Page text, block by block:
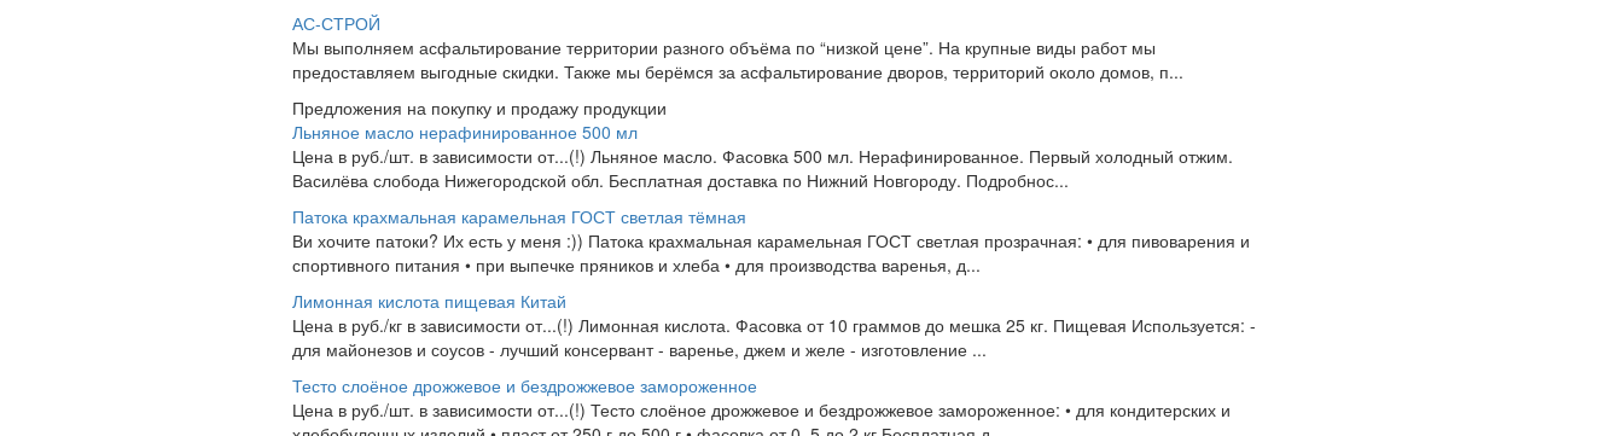
АС-СТРОЙ
Мы выполняем асфальтирование территории разного объёма по “низкой цене”. На крупные виды работ мы
предоставляем выгодные скидки. Также мы берёмся за асфальтирование дворов, территорий около домов, п...
Предложения на покупку и продажу продукции
Льняное масло нерафинированное 500 мл
Цена в руб./шт. в зависимости от...(!) Льняное масло. Фасовка 500 мл. Нерафинированное. Первый холодный отжим.
Василёва слобода Нижегородской обл. Бесплатная доставка по Нижний Новгороду. Подробнос...
Патока крахмальная карамельная ГОСТ светлая тёмная
Ви хочите патоки? Их есть у меня :)) Патока крахмальная карамельная ГОСТ светлая прозрачная: • для пивоварения и
спортивного питания • при выпечке пряников и хлеба • для производства варенья, д...
Лимонная кислота пищевая Китай
Цена в руб./кг в зависимости от...(!) Лимонная кислота. Фасовка от 10 граммов до мешка 25 кг. Пищевая Используется: -
для майонезов и соусов - лучший консервант - варенье, джем и желе - изготовление ...
Тесто слоёное дрожжевое и бездрожжевое замороженное
Цена в руб./шт. в зависимости от...(!) Тесто слоёное дрожжевое и бездрожжевое замороженное: • для кондитерских и